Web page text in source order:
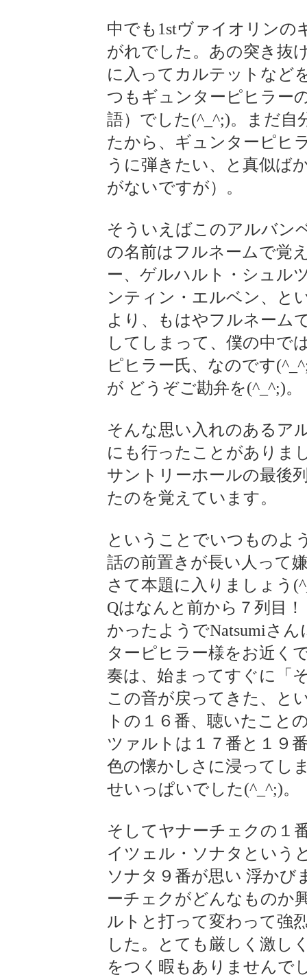
中でも1stヴァイオリンの
がれでした。あの突き抜
に入ってカルテットなど
つもギュンターピヒラー
語）でした(^_^;)。まだ自
たから、ギュンターピヒ
うに弾きたい、と真似ば
がないですが）。
そういえばこのアルバン
の名前はフルネームで覚
ー、ゲルハルト・シュル
ンティン・エルベン、と
より、もはやフルネーム
してしまって、僕の中で
ピヒラー氏、なのです
が どうぞご勘弁を(^_^;)。
そんな思い入れのあるア
にも行ったことがありま
サントリーホールの最後
たのを覚えています。
ということでいつものよ
話の前置きが長い人って
さて本題に入りましょう
Qはなんと前から７列目
かったようでNatsumiさ
ターピヒラー様をお近く
奏は、始まってすぐに「
この音が戻ってきた、と
トの１６番、聴いたこと
ツァルトは１７番と１９
色の懐かしさに浸ってし
せいっぱいでした(^_^;)。
そしてヤナーチェクの１
イツェル・ソナタという
ソナタ９番が思い 浮かび
ーチェクがどんなものか
ルトと打って変わって強
した。とても厳しく激し
をつく暇もありませんで